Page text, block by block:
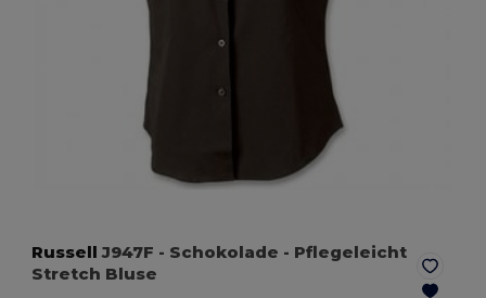
Russell J947F - Schokolade - Pflegeleicht
Stretch Bluse